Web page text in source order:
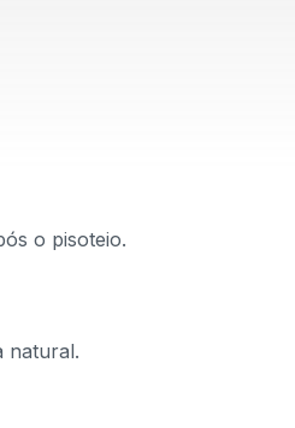
o pisoteio.
natural.